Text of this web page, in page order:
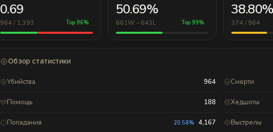
0.69
964 / 1,393 Top 96%
50.69%
661W – 643L Top 99%
38.80%
374 / 964
Обзор статистики
Убийства 964 Смерти
Помощь 188 Хедшоты
Попадания 20.58% 4,167 Выстрелы